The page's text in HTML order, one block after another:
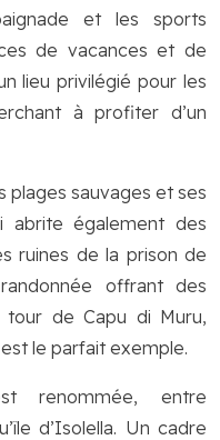
et les sports
de vacances et de
lieu privilégié pour les
à profiter d’un
plages sauvages et ses
abrite également des
ruines de la prison de
offrant des
tour de Capu di Muru,
le parfait exemple.
renommée, entre
d’Isolella. Un cadre